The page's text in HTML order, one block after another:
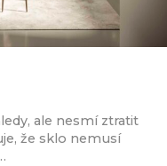
ale nesmí ztratit
že sklo nemusí